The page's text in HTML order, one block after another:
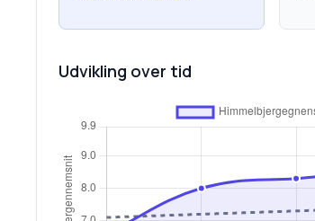
Udvikling over tid